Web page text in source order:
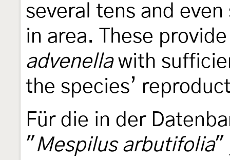
several tens and
in area. These
advenellawith
the species’
Für die in der
" Mespilus arbutifolia"